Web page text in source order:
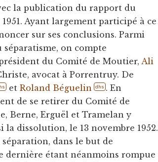
la publication du rapport du
Ayant largement participé à ce
sur ses conclusions. Parmi
séparatisme, on compte
du Comité de Moutier, Ali
avocat à Porrentruy. De
etRoland Béguelin dhs . En
de se retirer du Comité de
Berne, Erguël et Tramelan y
dissolution, le 13 novembre 1952.
séparation, dans le but de
dernière étant néanmoins rompue